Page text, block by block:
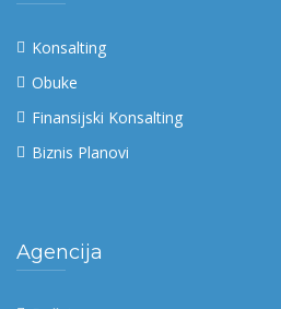
Konsalting
Obuke
Finansijski Konsalting
Biznis Planovi
Agencija